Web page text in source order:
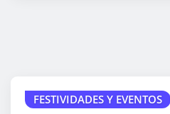
FESTIVIDADES Y EVENTOS